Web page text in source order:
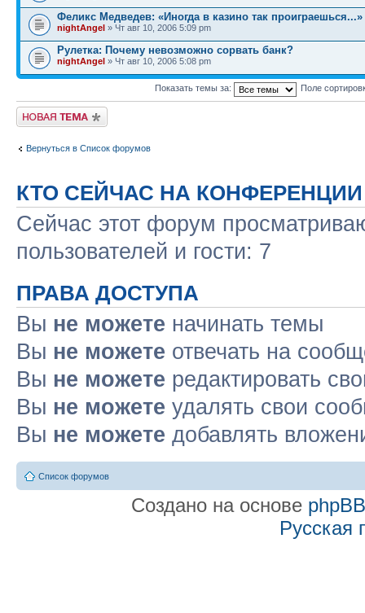
Феликс Медведев: «Иногда в казино так проиграешься...»
nightAngel » Чт авг 10, 2006 5:09 pm
Рулетка: Почему невозможно сорвать банк?
nightAngel » Чт авг 10, 2006 5:08 pm
Показать темы за: Поле
Новая тема
Вернуться в Список форумов
КТО СЕЙЧАС НА КОНФЕРЕНЦИИ
Сейчас этот форум
пользователей и гости: 7
ПРАВА ДОСТУПА
Вы не можете начинать темы
Вы не можете отвечать на
Вы не можете редактировать
Вы не можете удалять свои
Вы не можете добавлять
Список форумов
Создано на основе phpBB
Русская